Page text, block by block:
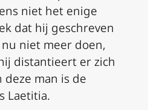
niet het enige
dat hij geschreven
niet meer doen,
distantieert er zich
deze man is de
Laetitia.